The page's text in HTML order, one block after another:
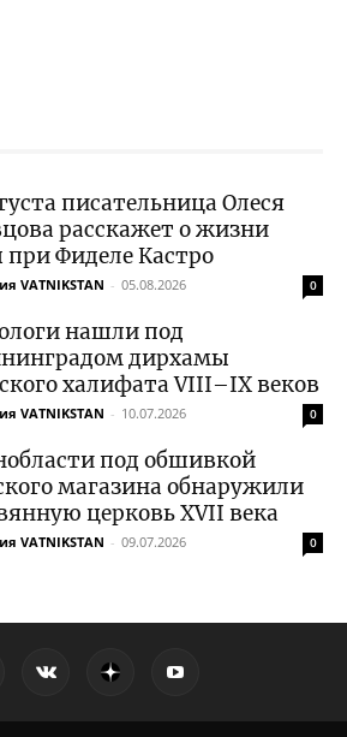
писательница Олеся
расскажет о жизни
при Фиделе Кастро
VATNIKSTAN - 05.08.2026 0
нашли под
дирхамы
халифата VIII–IX веков
VATNIKSTAN - 10.07.2026 0
под обшивкой
магазина обнаружили
церковь XVII века
VATNIKSTAN - 09.07.2026 0